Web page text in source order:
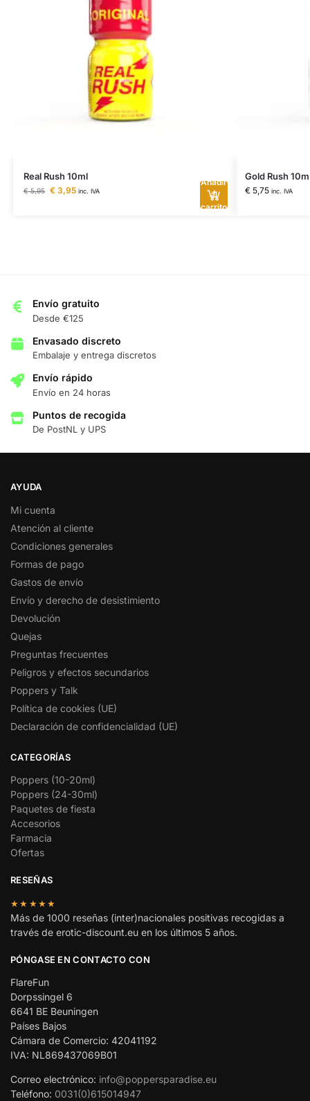
Real Rush 10ml
€5,95 €3,95 inc. IVA
Añadir
al
carrito
Gold Rush
€5,75 inc. IVA
Envío gratuito
Desde €125
Envasado discreto
Embalaje y entrega discretos
Envío rápido
Envío en 24 horas
Puntos de recogida
De PostNL y UPS
AYUDA
Mi cuenta
Atención al cliente
Condiciones generales
Formas de pago
Gastos de envío
Envío y derecho de desistimiento
Devolución
Quejas
Preguntas frecuentes
Peligros y efectos secundarios
Poppers y Talk
Política de cookies (UE)
Declaración de confidencialidad (UE)
CATEGORÍAS
Poppers (10-20ml)
Poppers (24-30ml)
Paquetes de fiesta
Accesorios
Farmacia
Ofertas
RESEÑAS
★★★★★
Más de 1000 reseñas (inter)nacionales positivas recogidas a
través de erotic-discount.eu en los últimos 5 años.
PÓNGASE EN CONTACTO CON
FlareFun
Dorpssingel 6
6641 BE Beuningen
Países Bajos
Cámara de Comercio: 42041192
IVA: NL869437069B01
Correo electrónico: info@poppersparadise.eu
Teléfono: 0031(0)615014947